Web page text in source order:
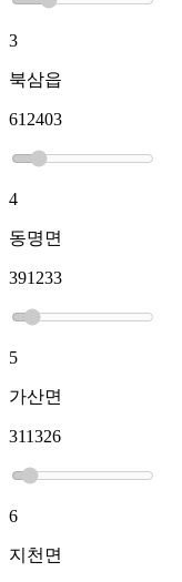
3
북삼읍
612403
4
동명면
391233
5
가산면
311326
6
지천면